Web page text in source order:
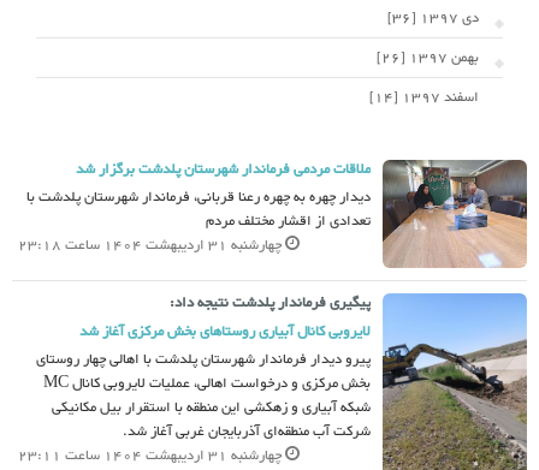
دی 1397 [36]
بهمن 1397 [26]
اسفند 1397 [14]
ملاقات مردمی فرماندار شهرستان پلدشت برگزار شد
دیدار چهره به چهره رعنا قربانی، فرماندار شهرستان پلدشت با
تعدادی از اقشار مختلف مردم
چهارشنبه 31 اردیبهشت 1404 ساعت 23:18
پیگیری فرماندار پلدشت نتیجه داد:
لایروبی کانال آبیاری روستاهای بخش مرکزی آغاز شد
پیرو دیدار فرماندار شهرستان پلدشت با اهالی چهار روستای
بخش مرکزی و درخواست اهالی، عملیات لایروبی کانال MC
شبکه آبیاری و زهکشی این منطقه با استقرار بیل مکانیکی
شرکت آب منطقه‌ای آذربایجان غربی آغاز شد.
چهارشنبه 31 اردیبهشت 1404 ساعت 23:11